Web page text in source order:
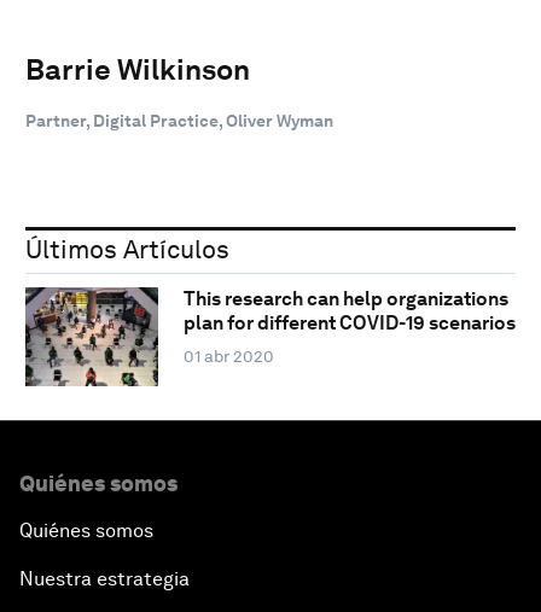
Barrie Wilkinson
Partner, Digital Practice, Oliver Wyman
Últimos Artículos
This research can help organizations
plan for different COVID-19 scenarios
01 abr 2020
Quiénes somos
Quiénes somos
Nuestra estrategia